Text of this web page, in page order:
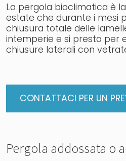
La pergola bioclimatica è
estate che durante i mesi
chiusura totale delle
intemperie e si presta per
chiusure laterali con
CONTATTACI PER UN
Pergola addossata o